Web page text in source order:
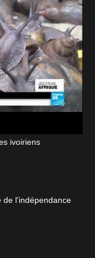
ivoiriens
de l'indépendance